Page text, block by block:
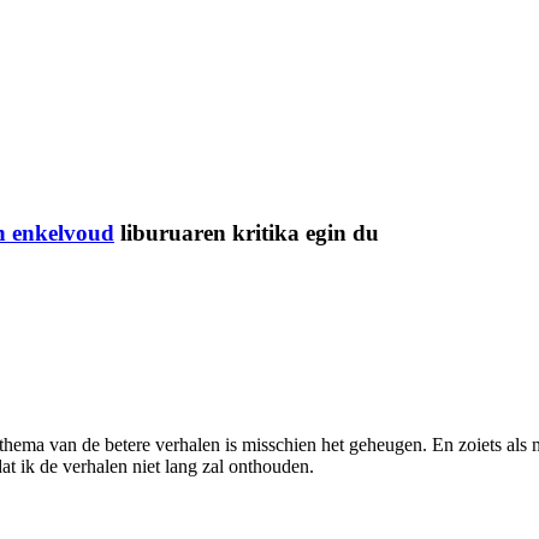
enkelvoud liburuaren kritika egin du
van de betere verhalen is misschien het geheugen. En zoiets
ik de verhalen niet lang zal onthouden.